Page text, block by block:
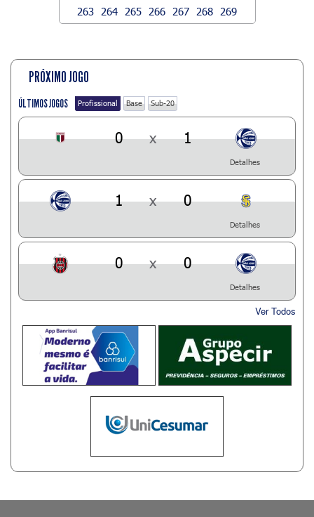
263
264 265 266 267 268 269
PRÓXIMO JOGO
ÚLTIMOS JOGOS Profissional Base Sub-20
0 x 1
Detalhes
1 x 0
Detalhes
0 x 0
Detalhes
Ver Todos